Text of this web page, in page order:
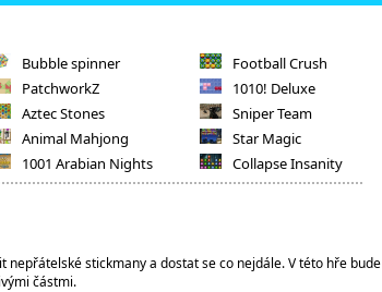
Bubble spinner
PatchworkZ
Aztec Stones
Animal Mahjong
1001 Arabian Nights
Football Crush
1010! Deluxe
Sniper Team
Star Magic
Collapse Insanity
stickmany a dostat se co nejdále. V této hře bude
částmi.